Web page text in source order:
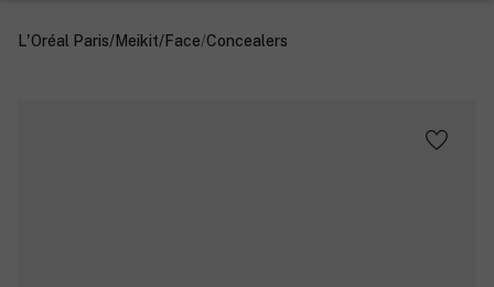
L'Oréal Paris/Meikit/Face/Concealers